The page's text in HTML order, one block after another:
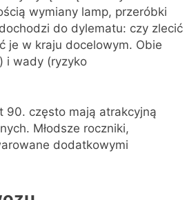
wymiany lamp, przeróbki
do dylematu: czy zlecić
je w kraju docelowym. Obie
i wady (ryzyko
90. często mają atrakcyjną
Młodsze roczniki,
dodatkowymi